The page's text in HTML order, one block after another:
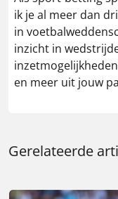
ik je al meer dan
in
inzicht in
en meer uit jouw
Gerelateerde